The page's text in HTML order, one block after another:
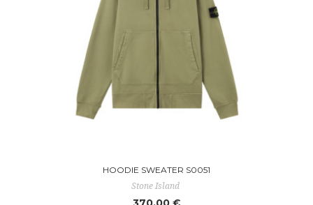
HOODIE SWEATER S0051
Stone Island